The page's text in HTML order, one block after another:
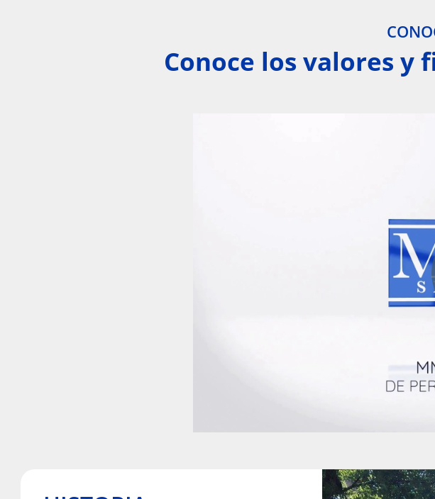
Conoce los valores y